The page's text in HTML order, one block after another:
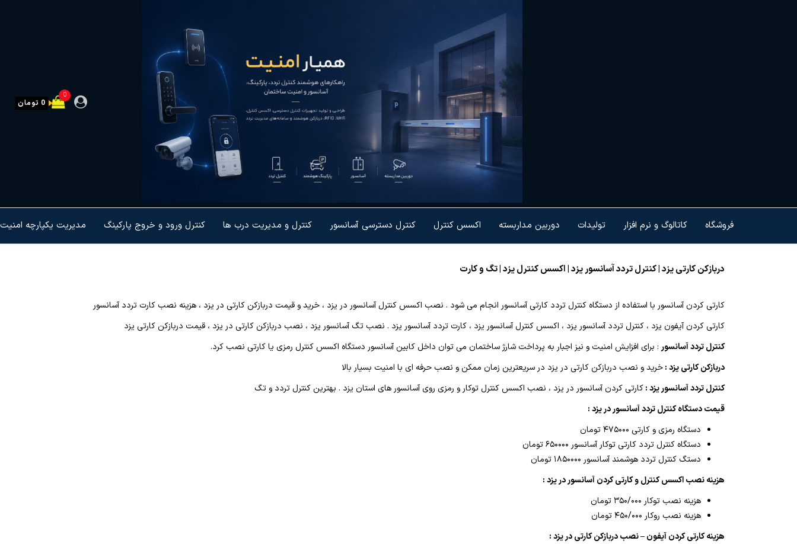
همیار
امنیت
کنترل تردد و
0
0 تومان
مدیریت یکپارچه امنیت کنترل ورود و خروج پارکینگ کنترل و مدیریت درب ها کنترل دسترسی آسانسور اکسس کنترل دوربین مداربسته تولیدات کاتالوگ و نرم افزار فروشگاه
دربازکن کارتی یزد | کنترل تردد آسانسور یزد | اکسس کنترل یزد | تگ و‌ کارت
کارتی کردن آسانسور با استفاده از دستگاه کنترل تردد کارتی آسانسور انجام می شود . نصب اکسس کنترل آسانسور در یزد ، خرید و قیمت دربازکن کارتی در یزد ، هزینه نصب کارت تردد آسانسور
کارتی کردن آیفون یزد ، کنترل تردد آسانسور یزد ، اکسس کنترل آسانسور یزد ، کارت تردد آسانسور یزد . نصب تگ آسانسور یزد ، نصب دربازکن کارتی در یزد ، قیمت دربازکن کارتی یزد
کنترل تردد آسانسور: برای افزایش امنیت و نیز اجبار به پرداخت شارژ ساختمان می توان داخل کابین آسانسور دستگاه اکسس کنترل رمزی یا کارتی نصب کرد.
دربازکن کارتی یزد :خرید و نصب دربازکن کارتی در یزد در سریعترین زمان ممکن و نصب حرفه ای با امنیت بسیار بالا
کنترل تردد آسانسور یزد :کارتی کردن آسانسور در یزد ، نصب اکسس کنترل توکار و رمزی روی آسانسور های استان یزد . بهترین کنترل تردد و تگ
قیمت دستگاه کنترل تردد آسانسور در یزد :
دستگاه رمزی و کارتی ۴۷۵۰۰۰ تومان
دستگاه کنترل تردد کارتی توکار آسانسور ۶۵۰۰۰۰ تومان
دستگ کنترل تردد هوشمند آسانسور ۱۸۵۰۰۰۰ تومان
هزینه نصب اکسس کنترل و کارتی کردن آسانسور در یزد :
هزینه نصب توکار ۳۵۰/۰۰۰ تومان
هزینه نصب روکار ۴۵۰/۰۰۰ تومان
هزینه کارتی کردن آیفون – نصب دربازکن کارتی در یزد :